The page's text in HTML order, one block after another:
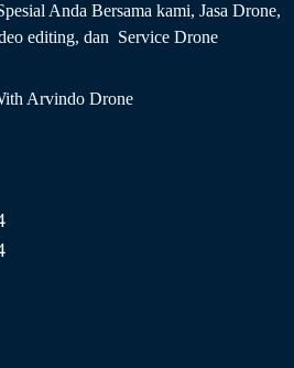
Anda Bersama kami, Jasa Drone,
editing, dan Service Drone
Arvindo Drone